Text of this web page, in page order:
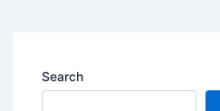
Search